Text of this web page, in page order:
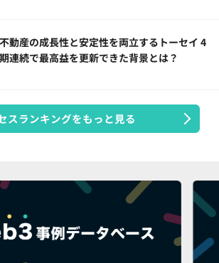
不動産の成長性と安定性を両立するトーセイ 4
期連続で最高益を更新できた背景とは？
スランキングをもっと見る